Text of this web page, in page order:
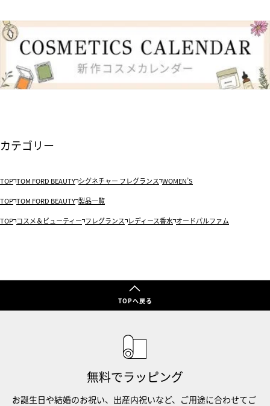
カテゴリー
TOP TOM FORD BEAUTY シグネチャー フレグランス WOMEN’S
TOP TOM FORD BEAUTY 製品一覧
TOP コスメ＆ビューティー フレグランス レディース香水 オードパルファム
TOPへ戻る
無料でラッピング
お誕生日や結婚のお祝い、出産内祝いなど、ご用途に合わせてご